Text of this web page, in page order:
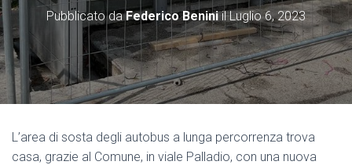
Pubblicato daFederico BeniniilLuglio 6, 2023
L’area di sosta degli autobus a lunga percorrenza trova
casa, grazie al Comune, in viale Palladio, con una nuova